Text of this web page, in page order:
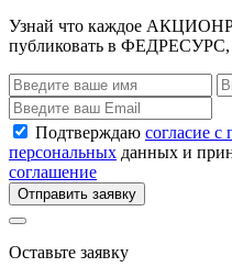
Узнай что каждое
публиковать в ФЕДРЕСУРС,
Подтверждаю согласие с
персональных данных и
соглашение
Отправить заявку
Оставьте заявку